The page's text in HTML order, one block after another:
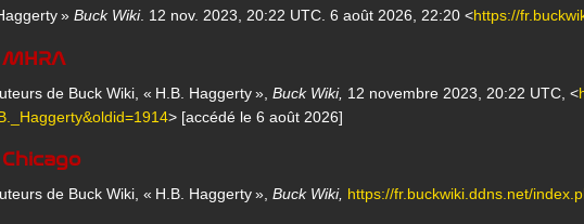
» Buck Wiki. 12 nov. 2023, 20:22 UTC. 6 août 2026, 22:20 <https://
de Buck Wiki, « H.B. Haggerty », Buck Wiki, 12 novembre 2023, 20:22 UTC, <
> [accédé le 6 août 2026]
de Buck Wiki, « H.B. Haggerty », Buck Wiki, https://fr.buckwiki.ddns.net/